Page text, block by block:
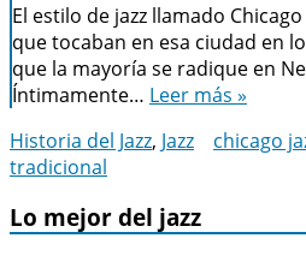
El estilo de jazz llamado
que tocaban en esa ciudad en
que la mayoría se radique en
Íntimamente… Leer más »
Historia del Jazz, Jazz chicago
tradicional
Lo mejor del jazz